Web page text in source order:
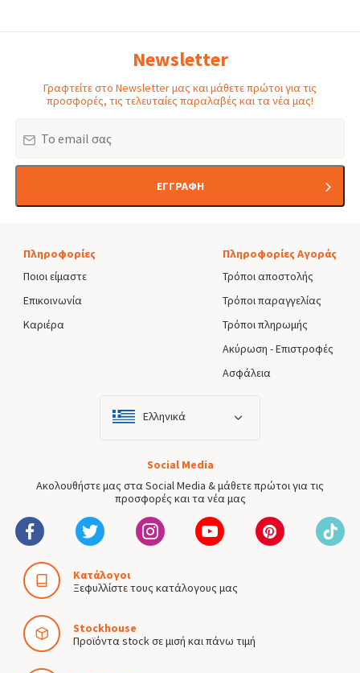
Newsletter
Γραφτείτε στο Newsletter μας και μάθετε πρώτοι για τις
προσφορές, τις τελευταίες παραλαβές και τα νέα μας!
ΕΓΓΡΑΦΗ
Πληροφορίες
Ποιοι είμαστε
Επικοινωνία
Καριέρα
Πληροφορίες Αγοράς
Τρόποι αποστολής
Τρόποι παραγγελίας
Τρόποι πληρωμής
Ακύρωση - Επιστροφές
Ασφάλεια
Ελληνικά
Social Media
Ακολουθήστε μας στα Social Media & μάθετε πρώτοι για τις
προσφορές και τα νέα μας
Κατάλογοι
Ξεφυλλίστε τους κατάλογους μας
Stockhouse
Προϊόντα stock σε μισή και πάνω τιμή